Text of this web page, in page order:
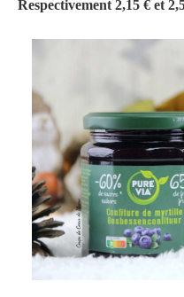
Respectivement 2,15 € et